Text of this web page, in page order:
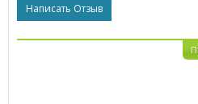
Написать Отзыв